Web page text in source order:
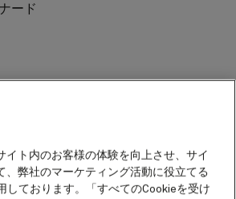
ード
Laurent-Perrier La
Van Brunt Stillhouse Moonshine
raspberries.
イト内のお客様の体験を向上させ、サイ
、弊社のマーケティング活動に役立てる
しております。「すべてのCookieを受け